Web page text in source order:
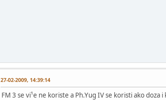
27-02-2009, 14:39:14
FM 3 se vi¹e ne koriste a Ph.Yug IV se koristi ako doza